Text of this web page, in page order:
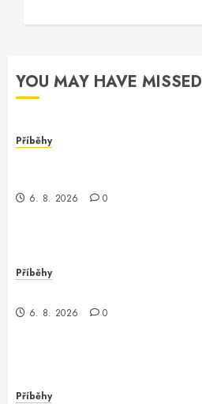
YOU MAY HAVE MISSED
Příběhy
6. 8. 2026 0
Příběhy
6. 8. 2026 0
Příběhy